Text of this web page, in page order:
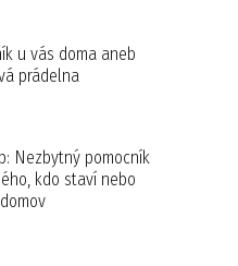
u vás doma aneb
prádelna
Nezbytný pomocník
kdo staví nebo